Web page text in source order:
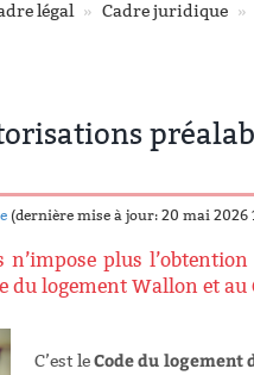
légal Cadre juridique
(dernière mise à jour: 20 mai 2026
n’impose plus
logement Wallon et au
C’est leCode du logement